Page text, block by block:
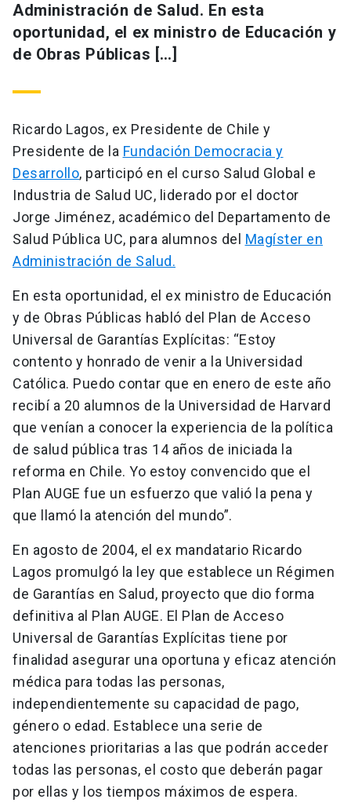
Administración de Salud. En esta
oportunidad, el ex ministro de Educación y
de Obras Públicas […]
Ricardo Lagos, ex Presidente de Chile y
Presidente de la Fundación Democracia y
Desarrollo, participó en el curso Salud Global e
Industria de Salud UC, liderado por el doctor
Jorge Jiménez, académico del Departamento de
Salud Pública UC, para alumnos del Magíster en
Administración de Salud.
En esta oportunidad, el ex ministro de Educación
y de Obras Públicas habló del Plan de Acceso
Universal de Garantías Explícitas: “Estoy
contento y honrado de venir a la Universidad
Católica. Puedo contar que en enero de este año
recibí a 20 alumnos de la Universidad de Harvard
que venían a conocer la experiencia de la política
de salud pública tras 14 años de iniciada la
reforma en Chile. Yo estoy convencido que el
Plan AUGE fue un esfuerzo que valió la pena y
que llamó la atención del mundo”.
En agosto de 2004, el ex mandatario Ricardo
Lagos promulgó la ley que establece un Régimen
de Garantías en Salud, proyecto que dio forma
definitiva al Plan AUGE. El Plan de Acceso
Universal de Garantías Explícitas tiene por
finalidad asegurar una oportuna y eficaz atención
médica para todas las personas,
independientemente su capacidad de pago,
género o edad. Establece una serie de
atenciones prioritarias a las que podrán acceder
todas las personas, el costo que deberán pagar
por ellas y los tiempos máximos de espera.